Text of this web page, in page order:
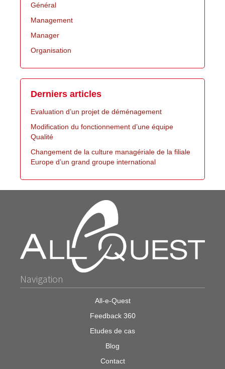
Général
Management
Manager
Organisation
Derniers articles
Evaluation d’un projet de déménagement
Modification du fonctionnement d’une équipe
Qualité
Changement de la culture managériale de la filiale
Europe d’un grand groupe international
Navigation
All-e-Quest
Feedback 360
Etudes de cas
Blog
Contact